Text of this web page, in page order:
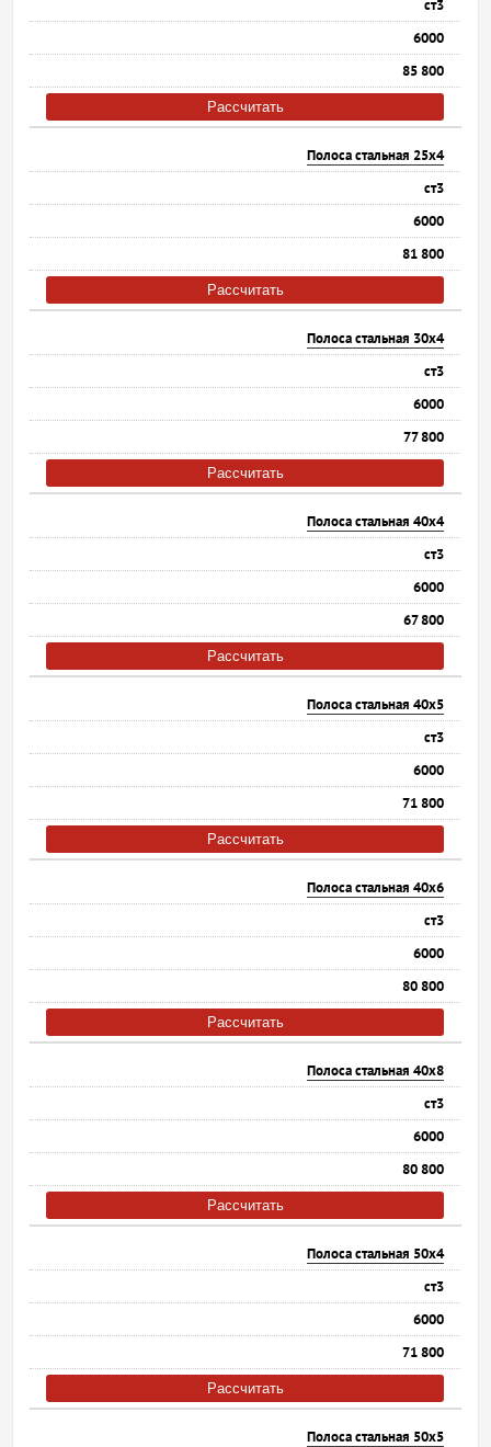
ст3
6000
85 800
Рассчитать
Полоса стальная 25х4
ст3
6000
81 800
Рассчитать
Полоса стальная 30х4
ст3
6000
77 800
Рассчитать
Полоса стальная 40х4
ст3
6000
67 800
Рассчитать
Полоса стальная 40х5
ст3
6000
71 800
Рассчитать
Полоса стальная 40х6
ст3
6000
80 800
Рассчитать
Полоса стальная 40х8
ст3
6000
80 800
Рассчитать
Полоса стальная 50х4
ст3
6000
71 800
Рассчитать
Полоса стальная 50х5